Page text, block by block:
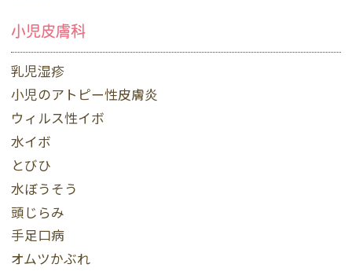
小児皮膚科
乳児湿疹
小児のアトピー性皮膚炎
ウィルス性イボ
水イボ
とびひ
水ぼうそう
頭じらみ
手足口病
オムツかぶれ